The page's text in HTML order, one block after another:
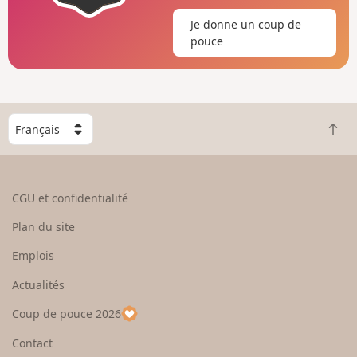
Je donne un coup de
pouce
C
h
o
e
u
p
a
R
e
CGU et confidentialité
Plan du site
Emplois
Actualités
Coup de pouce 2026
Contact